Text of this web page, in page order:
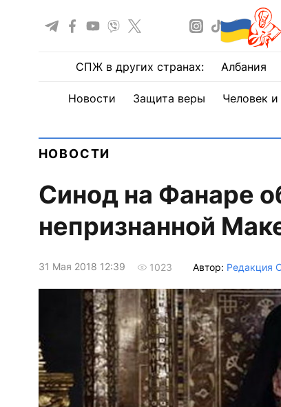
СПЖ в других странах: Албания
Новости Защита веры Человек
НОВОСТИ
Синод на Фанаре
непризнанной
31 Мая 2018 12:39 1023 Автор: Редакция